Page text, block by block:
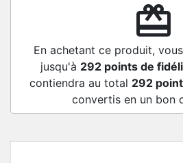
redeem
En achetant ce produit,
jusqu'à 292points de
contiendra au total 292
convertis en un bon